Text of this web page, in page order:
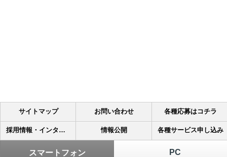
サイトマップ お問い合わせ 各種応募はコチラ
採用情報・インターンシップ 情報公開 各種サービス申し込み
PC
スマートフォン